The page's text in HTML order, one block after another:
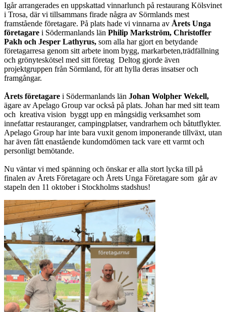
Igår arrangerades en uppskattad vinnarlunch på restaurang Kölsvinet
i Trosa, där vi tillsammans firade några av Sörmlands mest
framstående företagare. På plats hade vi vinnarna av Årets Unga
företagare i Södermanlands län Philip Markström, Christoffer
Pakh och Jesper Lathyrus, som alla har gjort en betydande
företagarresa genom sitt arbete inom bygg, markarbeten,trädfällning
och grönyteskötsel med sitt företag Deltog gjorde även
projektgruppen från Sörmland, för att hylla deras insatser och
framgångar.
Årets företagare i Södermanlands län Johan Wolpher Wekell,
ägare av Apelago Group var också på plats. Johan har med sitt team
och kreativa vision byggt upp en mångsidig verksamhet som
innefattar restauranger, campingplatser, vandrarhem och båtutflykter.
Apelago Group har inte bara vuxit genom imponerande tillväxt, utan
har även fått enastående kundomdömen tack vare ett varmt och
personligt bemötande.
Nu väntar vi med spänning och önskar er alla stort lycka till på
finalen av Årets Företagare och Årets Unga Företagare som går av
stapeln den 11 oktober i Stockholms stadshus!